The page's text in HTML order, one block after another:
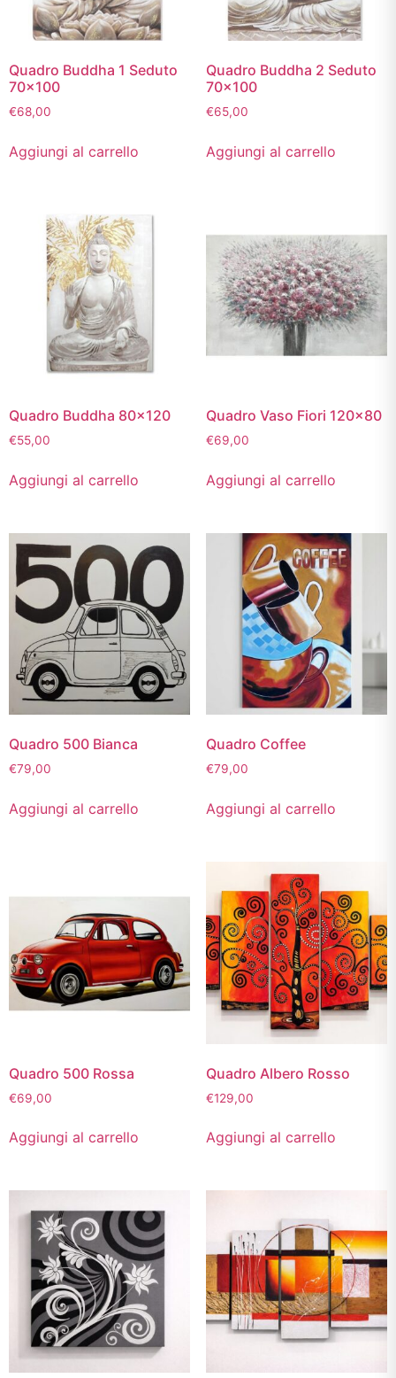
Quadro Buddha 1 Seduto
70×100
€68,00
Aggiungi al carrello
Quadro Buddha 2 Seduto
70×100
€65,00
Aggiungi al carrello
Quadro Buddha 80×120
€55,00
Aggiungi al carrello
Quadro Vaso Fiori 120×80
€69,00
Aggiungi al carrello
Quadro 500 Bianca
€79,00
Aggiungi al carrello
Quadro Coffee
€79,00
Aggiungi al carrello
Quadro 500 Rossa
€69,00
Aggiungi al carrello
Quadro Albero Rosso
€129,00
Aggiungi al carrello